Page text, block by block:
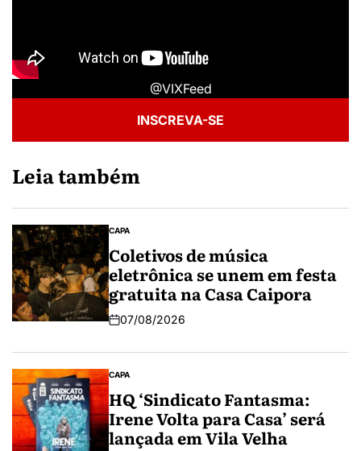
@VIXFeed
INSCREVA-SE
Leia também
CAPA
Coletivos de música
eletrônica se unem em festa
gratuita na Casa Caipora
07/08/2026
CAPA
HQ ‘Sindicato Fantasma:
Irene Volta para Casa’ será
lançada em Vila Velha